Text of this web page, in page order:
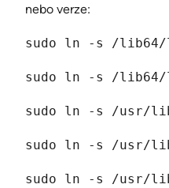
nebo verze:
sudo ln -s /lib64/
sudo ln -s /
sudo ln -s /usr/
sudo ln -s /usr/
sudo ln -s /usr/